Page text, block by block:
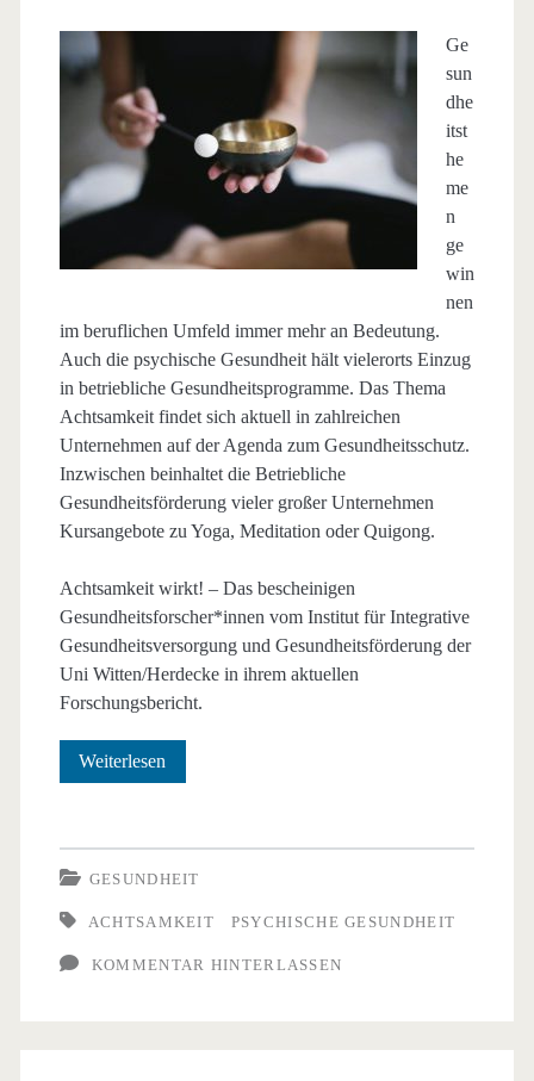
Ge
sun
dhe
itst
he
me
n
ge
win
nen
im beruflichen Umfeld immer mehr an Bedeutung.
Auch die psychische Gesundheit hält vielerorts Einzug
in betriebliche Gesundheitsprogramme. Das Thema
Achtsamkeit findet sich aktuell in zahlreichen
Unternehmen auf der Agenda zum Gesundheitsschutz.
Inzwischen beinhaltet die Betriebliche
Gesundheitsförderung vieler großer Unternehmen
Kursangebote zu Yoga, Meditation oder Quigong.
Achtsamkeit wirkt! – Das bescheinigen
Gesundheitsforscher*innen vom Institut für Integrative
Gesundheitsversorgung und Gesundheitsförderung der
Uni Witten/Herdecke in ihrem aktuellen
Forschungsbericht.
Weiterlesen
GESUNDHEIT
ACHTSAMKEIT PSYCHISCHE GESUNDHEIT
KOMMENTAR HINTERLASSEN